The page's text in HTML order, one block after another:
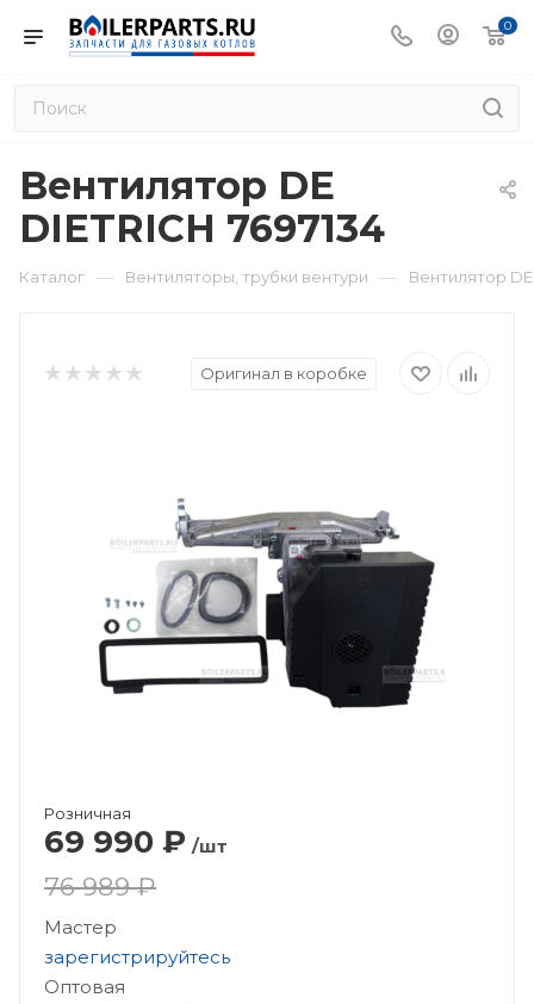
0
Вентилятор DE
DIETRICH 7697134
Каталог — Вентиляторы, трубки вентури — Вентилятор DE
Оригинал в коробке
Розничная
69 990 ₽ /шт
76 989 ₽
Мастер
зарегистрируйтесь
Оптовая